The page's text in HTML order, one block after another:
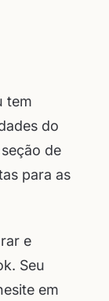
tem
do
de
para as
e
Seu
em